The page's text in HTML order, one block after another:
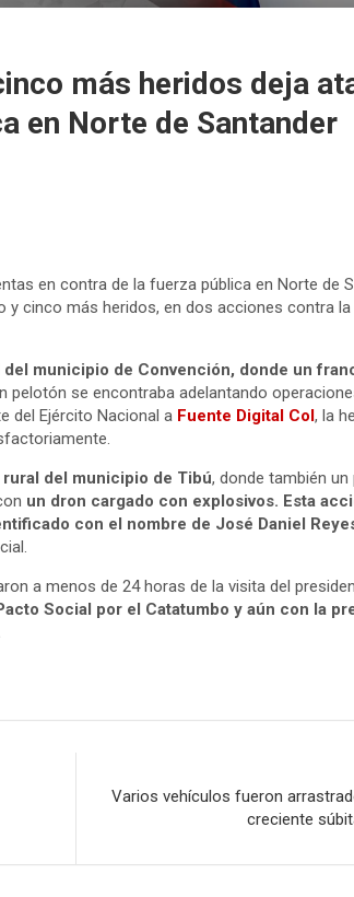
más heridos deja
en Norte de Santander
en contra de la fuerza pública en Norte de
cinco más heridos, en dos acciones contra
municipio de Convención, donde un
pelotón se encontraba adelantando
del Ejército Nacional a Fuente Digital Col, la
rural del municipio de Tibú, donde también un
un dron cargado con explosivos. Esta
con el nombre de José Daniel
a menos de 24 horas de la visita del
Social por el Catatumbo y aún con la
Varios vehículos fueron
creciente